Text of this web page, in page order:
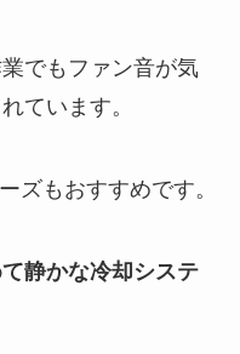
でもファン音が気
ています。
ズもおすすめです。
静かな冷却システ